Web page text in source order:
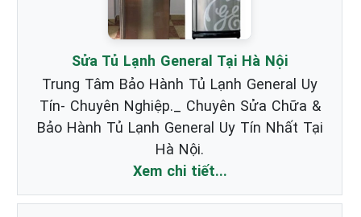
Sửa Tủ Lạnh General Tại Hà Nội
Trung Tâm Bảo Hành Tủ Lạnh General Uy
Tín- Chuyên Nghiệp._ Chuyên Sửa Chữa &
Bảo Hành Tủ Lạnh General Uy Tín Nhất Tại
Hà Nội.
Xem chi tiết...